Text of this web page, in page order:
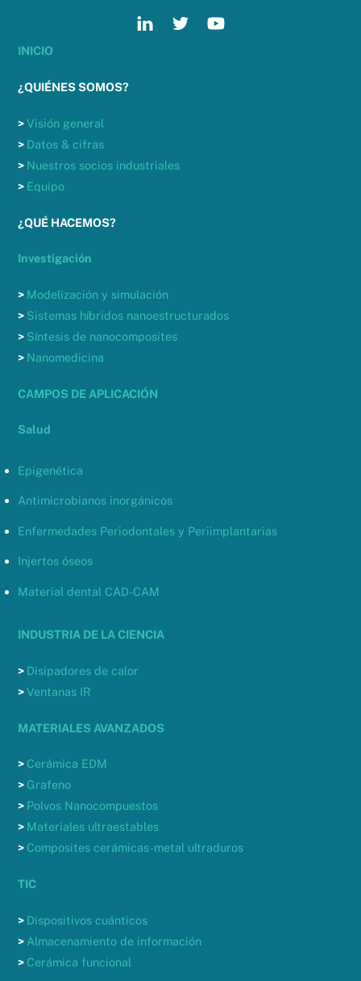
INICIO
¿QUIÉNES SOMOS?
>Visión general
> Datos & cifras
> Nuestros socios industriales
> Equipo
¿QUÉ HACEMOS?
Investigación
> Modelización y simulación
> Sistemas híbridos nanoestructurados
> Síntesis de nanocomposites
> Nanomedicina
CAMPOS DE APLICACIÓN
Salud
Epigenética
Antimicrobianos inorgánicos
Enfermedades Periodontales y Periimplantarias
Injertos óseos
Material dental CAD-CAM
INDUSTRIA DE LA CIENCIA
> Disipadores de calor
>Ventanas IR
MATERIALES AVANZADOS
> Cerámica EDM
> Grafeno
> Polvos Nanocompuestos
> Materiales ultraestables
> Composites cerámicas-metal ultraduros
TIC
> Dispositivos cuánticos
> Almacenamiento de información
> Cerámica funcional